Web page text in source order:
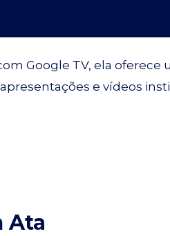
Google TV, ela oferece
e vídeos
Ata